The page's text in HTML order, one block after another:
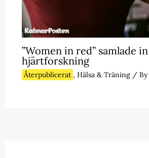
”Women in red” samlade
hjärtforskning
Återpublicerat , Hälsa & Träning/ By